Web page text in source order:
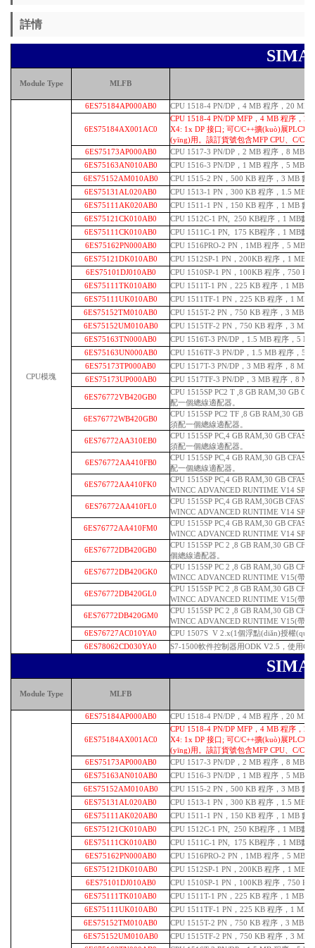
詳情
Module Type MLFB
CPU模塊
6ES75184AP000AB0 CPU 1518-4 PN/DP，4 MB 程序，20 MB
6ES75184AX001AC0
CPU 1518-4 PN/DP MFP，4 MB 程序，
X4: 1x DP 接口; 可C/C++擴(kuò)展PLC
(yīng)用。該訂貨號包含MFP CPU、C/
6ES75173AP000AB0
CPU 1517-3 PN/DP，2 MB 程序，8 MB
6ES75163AN010AB0
CPU 1516-3 PN/DP，1 MB 程序，5 MB
6ES75152AM010AB0
CPU 1515-2 PN，500 KB 程序，3 MB 數
6ES75131AL020AB0
CPU 1513-1 PN，300 KB 程序，1.5 MB
6ES75111AK020AB0
CPU 1511-1 PN，150 KB 程序，1 MB 數
6ES75121CK010AB0
CPU 1512C-1 PN, 250 KB程序，1 MB數
6ES75111CK010AB0
CPU 1511C-1 PN, 175 KB程序，1 MB數
6ES75162PN000AB0
CPU 1516PRO-2 PN，1MB 程序，5 MB
6ES75121DK010AB0
CPU 1512SP-1 PN，200KB 程序，1 MB
6ES75101DJ010AB0
CPU 1510SP-1 PN，100KB 程序，750 KB
6ES75111TK010AB0
CPU 1511T-1 PN，225 KB 程序，1 MB
6ES75111UK010AB0
CPU 1511TF-1 PN，225 KB 程序，1 MB
6ES75152TM010AB0
CPU 1515T-2 PN，750 KB 程序，3 MB
6ES75152UM010AB0
CPU 1515TF-2 PN，750 KB 程序，3 MB
6ES75163TN000AB0
CPU 1516T-3 PN/DP，1.5 MB 程序，5
6ES75163UN000AB0
CPU 1516TF-3 PN/DP，1.5 MB 程序，5
6ES75173TP000AB0
CPU 1517T-3 PN/DP，3 MB 程序，8 MB
6ES75173UP000AB0
CPU 1517TF-3 PN/DP，3 MB 程序，8
6ES76772VB420GB0
CPU 1515SP PC2 T ,8 GB RAM,30 GB
配一個總線適配器。
6ES76772WB420GB0
CPU 1515SP PC2 TF ,8 GB RAM,30 GB
須配一個總線適配器。
6ES76772AA310EB0
CPU 1515SP PC,4 GB RAM,30 GB
須配一個總線適配器。
6ES76772AA410FB0
CPU 1515SP PC,4 GB RAM,30 GB
配一個總線適配器。
6ES76772AA410FK0
CPU 1515SP PC,4 GB RAM,30 GB
WINCC ADVANCED RUNTIME V14
6ES76772AA410FL0
CPU 1515SP PC,4 GB RAM,30GB
WINCC ADVANCED RUNTIME V14
6ES76772AA410FM0
CPU 1515SP PC,4 GB RAM,30 GB
WINCC ADVANCED RUNTIME V14
6ES76772DB420GB0
CPU 1515SP PC 2 ,8 GB RAM,30 GB
個總線適配器。
6ES76772DB420GK0
CPU 1515SP PC 2 ,8 GB RAM,30 GB
WINCC ADVANCED RUNTIME V15(帶
6ES76772DB420GL0
CPU 1515SP PC 2 ,8 GB RAM,30 GB
WINCC ADVANCED RUNTIME V15(帶
6ES76772DB420GM0
CPU 1515SP PC 2 ,8 GB RAM,30 GB
WINCC ADVANCED RUNTIME V15(帶
6ES76727AC010YA0
CPU 1507S V 2.x(1個浮點(diǎn)授權
6ES78062CD030YA0
S7-1500軟件控制器用ODK V2.5，使用C/
Module Type MLFB
6ES75184AP000AB0 CPU 1518-4 PN/DP，4 MB 程序，20 MB
6ES75184AX001AC0
CPU 1518-4 PN/DP MFP，4 MB 程序，
X4: 1x DP 接口; 可C/C++擴(kuò)展PLC
(yīng)用。該訂貨號包含MFP CPU、C/
6ES75173AP000AB0
CPU 1517-3 PN/DP，2 MB 程序，8 MB
6ES75163AN010AB0
CPU 1516-3 PN/DP，1 MB 程序，5 MB
6ES75152AM010AB0
CPU 1515-2 PN，500 KB 程序，3 MB 數
6ES75131AL020AB0
CPU 1513-1 PN，300 KB 程序，1.5 MB
6ES75111AK020AB0
CPU 1511-1 PN，150 KB 程序，1 MB 數
6ES75121CK010AB0
CPU 1512C-1 PN, 250 KB程序，1 MB數
6ES75111CK010AB0
CPU 1511C-1 PN, 175 KB程序，1 MB數
6ES75162PN000AB0
CPU 1516PRO-2 PN，1MB 程序，5 MB
6ES75121DK010AB0
CPU 1512SP-1 PN，200KB 程序，1 MB
6ES75101DJ010AB0
CPU 1510SP-1 PN，100KB 程序，750 KB
6ES75111TK010AB0
CPU 1511T-1 PN，225 KB 程序，1 MB
6ES75111UK010AB0
CPU 1511TF-1 PN，225 KB 程序，1 MB
6ES75152TM010AB0
CPU 1515T-2 PN，750 KB 程序，3 MB
6ES75152UM010AB0
CPU 1515TF-2 PN，750 KB 程序，3 MB